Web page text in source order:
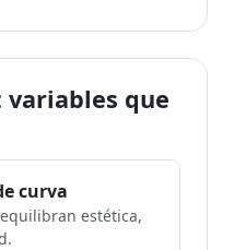
variables que
curva
estética,